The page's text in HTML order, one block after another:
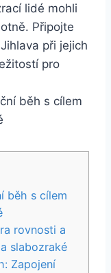
lidé mohli
Připojte
při jejich
pro
‍běh⁢ s cílem
rovnosti a
slabozraké
Zapojení